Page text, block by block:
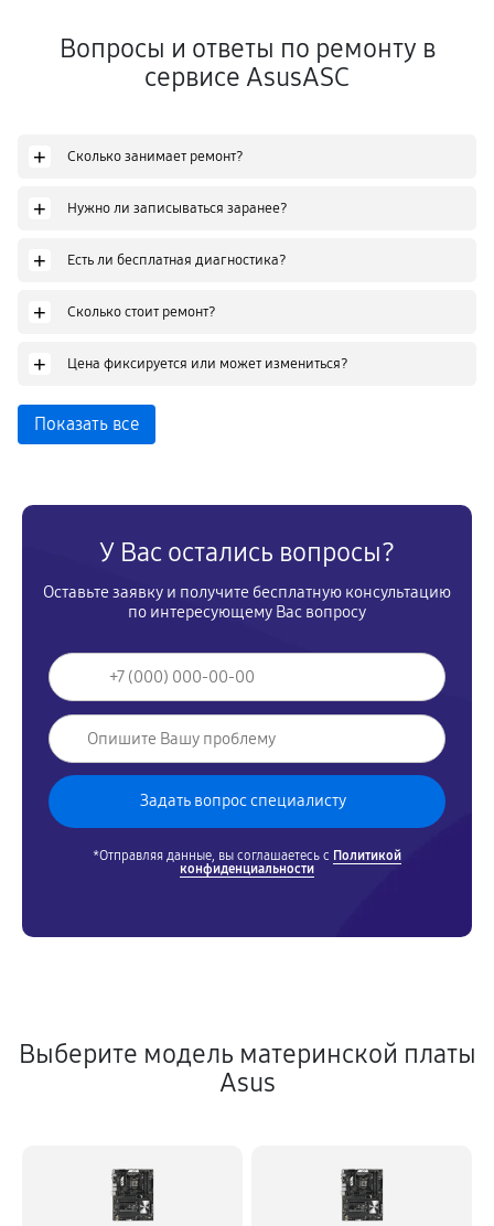
Вопросы и ответы по ремонту в
сервисе AsusASC
+ Сколько занимает ремонт?
+ Нужно ли записываться заранее?
+ Есть ли бесплатная диагностика?
+ Сколько стоит ремонт?
+ Цена фиксируется или может измениться?
Показать все
У Вас остались вопросы?
Оставьте заявку и получите бесплатную консультацию
по интересующему Вас вопросу
*Отправляя данные, вы соглашаетесь с Политикой
конфиденциальности
Выберите модель материнской платы
Asus